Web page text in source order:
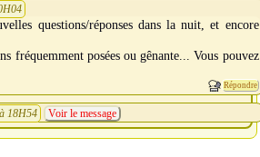
questions/réponses dans la nuit, et encore
fréquemment posées ou gênante... Vous pouvez
Répondre
18H54 Voir le message